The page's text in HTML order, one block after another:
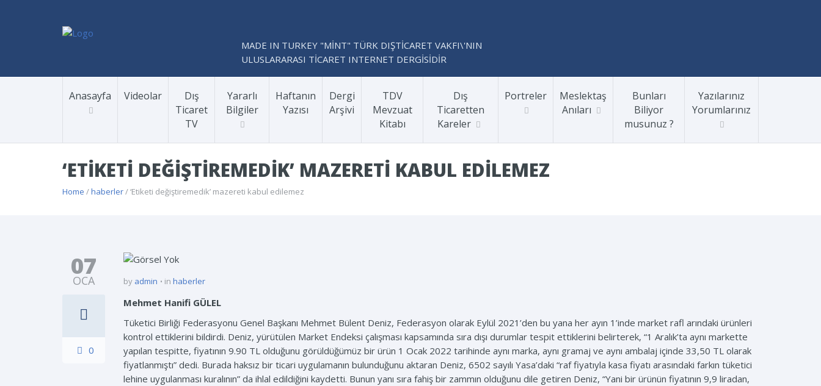
MADE IN TURKEY "MİNT" TÜRK DIŞTİCARET VAKFI\'NIN
ULUSLARARASI TİCARET INTERNET DERGİSİDİR
Anasayfa Videolar
Dış
Ticaret
TV
Yararlı
Bilgiler
Haftanın
Yazısı
Dergi
Arşivi
TDV
Mevzuat
Kitabı
Dış
Ticaretten
Kareler
Portreler
Meslektaş
Anıları
Bunları
Biliyor
musunuz ?
Yazılarınız
Yorumlarınız
‘ETIKETI DEĞIŞTIREMEDIK’ MAZERETI KABUL EDILEMEZ
Home /haberler/ ‘Etiketi değiştiremedik’ mazereti kabul edilemez
07
OCA
0
by admin in haberler
Mehmet Hanifi GÜLEL
Tüketici Birliği Federasyonu Genel Başkanı Mehmet Bülent Deniz, Federasyon olarak Eylül 2021’den bu yana her ayın 1’inde market rafl arındaki ürünleri
kontrol ettiklerini bildirdi. Deniz, yürütülen Market Endeksi çalışması kapsamında sıra dışı durumlar tespit ettiklerini belirterek, “1 Aralık’ta aynı markette
yapılan tespitte, fiyatının 9.90 TL olduğunu görüldüğümüz bir ürün 1 Ocak 2022 tarihinde aynı marka, aynı gramaj ve aynı ambalaj içinde 33,50 TL olarak
fiyatlanmıştı” dedi. Burada haksız bir ticari uygulamanın bulunduğunu aktaran Deniz, 6502 sayılı Yasa’daki “raf fiyatıyla kasa fiyatı arasındaki farkın tüketici
lehine uygulanması kuralının” da ihlal edildiğini kaydetti. Bunun yanı sıra fahiş bir zammın olduğunu dile getiren Deniz, “Yani bir ürünün fiyatının 9,9 liradan,